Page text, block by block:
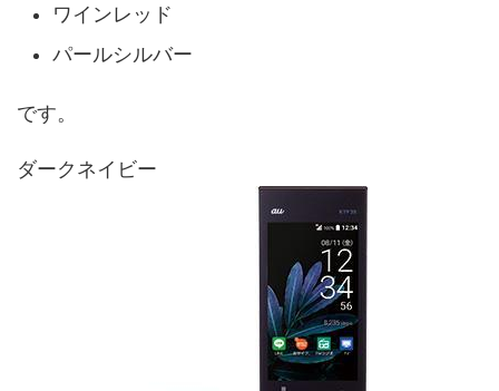
ワインレッド
パールシルバー
です。
ダークネイビー